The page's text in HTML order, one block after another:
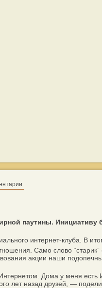
паутины.
интернет-клуба. В
Само слово
акции наши
Дома у меня есть
лет назад друзей, —